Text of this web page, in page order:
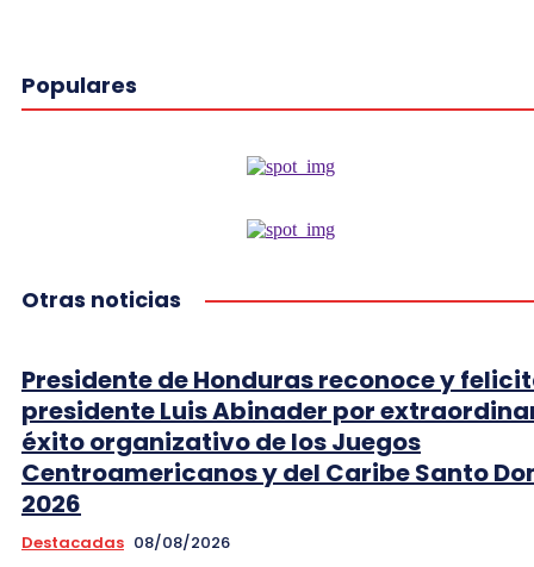
Populares
Otras noticias
Presidente de Honduras reconoce y
presidente Luis Abinader por
éxito organizativo de los Juegos
Centroamericanos y del Caribe Santo
2026
Destacadas 08/08/2026